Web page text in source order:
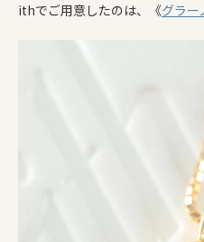
ithでご用意したのは、《グラー